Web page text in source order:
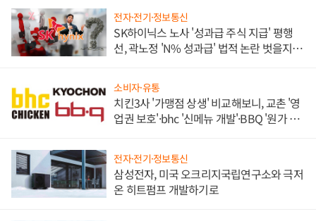
전자·전기·정보통신
SK하이닉스 노사 '성과급 주식 지급' 평행
선, 곽노정 'N% 성과급' 법적 논란 벗을지 주
소비자·유통
치킨3사 '가맹점 상생' 비교해보니, 교촌 '영
업권 보호'·bhc '신메뉴 개발'·BBQ '원가 부
전자·전기·정보통신
삼성전자, 미국 오크리지국립연구소와 극저
온 히트펌프 개발하기로